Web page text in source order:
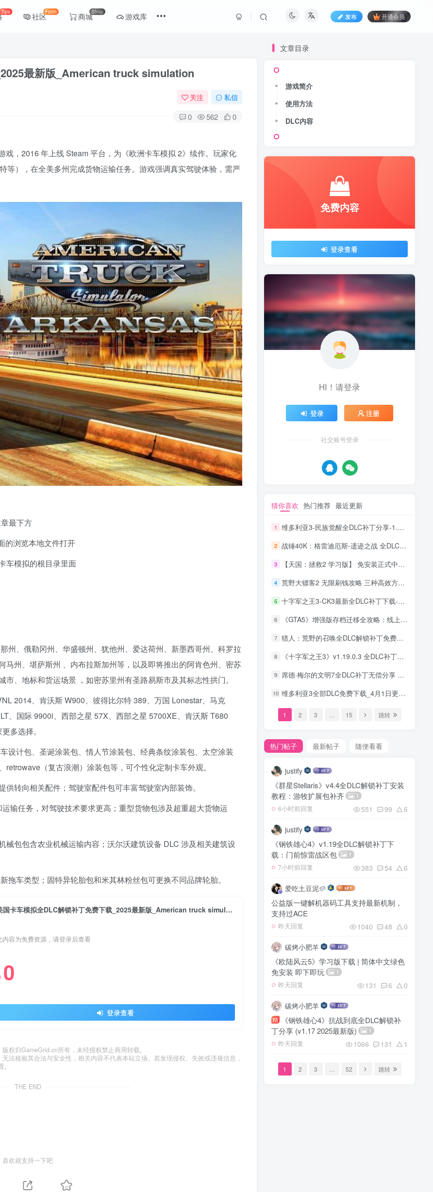
Tips 社区Form 商城Shop 游戏库 发布 开通会员
最新版_American truck simulation
关注 私信
0 562 0
戏，2016 年上线 Steam 平台，为《欧洲卡车模拟 2》续作。玩家化
等），在全美多州完成货物运输任务。游戏强调真实驾驶体验，需严
最下方
的浏览本地文件打开
车模拟的根目录里面
州、俄勒冈州、华盛顿州、犹他州、爱达荷州、新墨西哥州、科罗拉
马州、堪萨斯州 、内布拉斯加州等，以及即将推出的阿肯色州、密苏
、地标和货运场景 ，如密苏里州有圣路易斯市及其标志性拱门。
2014、肯沃斯 W900、彼得比尔特 389、万国 Lonestar、马克
、国际 9900i、西部之星 57X、西部之星 5700XE、肯沃斯 T680
多选择。
设计包、圣诞涂装包、情人节涂装包、经典条纹涂装包、太空涂装
（复古浪潮）涂装包等，可个性化定制卡车外观。
转向相关配件；驾驶室配件包可丰富驾驶室内部装饰。
运输任务，对驾驶技术要求更高；重型货物包涉及超重超大货物运
械包包含农业机械运输内容；沃尔沃建筑设备 DLC 涉及相关建筑设
拖车类型；固特异轮胎包和米其林粉丝包可更换不同品牌轮胎。
美国卡车模拟全DLC解锁补丁免费下载_2025最新版_American truck simulation
内容为免费资源，请登录后查看
0
登录查看
权归GameGrid.cn所有，未经授权禁止商用转载。
法核验其合法与安全性，相关内容不代表本站立场。若发现侵权、失效或违规信息，
THE END
喜欢就支持一下吧
文章目录
游戏简介
使用方法
DLC内容
免费内容
登录查看
HI！请登录
登录 注册
社交账号登录
猜你喜欢 热门推荐 最近更新
1 维多利亚3-民族觉醒全DLC补丁分享-1.1.0版本
2 战锤40K：格雷迪厄斯-遗迹之战 全DLC补丁分享 2025最新
3 【天国：拯救2 学习版】 免安装正式中文版 免Steam登录 中世纪开放世界RPG
4 荒野大镖客2 无限刷钱攻略 三种高效方法实现财富自由
5 十字军之王3-CK3最新全DLC补丁下载-含溥天之下1.18.0版全部内容
6 《GTA5》增强版存档迁移全攻略：线上线下数据转移操作指南
7 猎人：荒野的召唤全DLC解锁补丁免费下载_25年3月更新 Steam+Epic
8 《十字军之王3》v1.19.0.3 全DLC补丁整合包发布：含第五章扩展通行证等全部内容
9 席德·梅尔的文明7全DLC补丁无偿分享 25年8月更新
10 维多利亚3全部DLC免费下载_4月1日更新_DLC解锁补丁
1 2 3 15 跳转
热门帖子 最新帖子 随便看看
justify
《群星Stellaris》v4.4全DLC解锁补丁安装
教程：游牧扩展包补齐
1
6小时前回复 551 99 6
justify
《钢铁雄心4》v1.19全DLC解锁补丁下
载：门前惊雷战区包
1
7小时前回复 383 54 6
爱吃土豆泥🥔
公益版一键解机器码工具支持最新机制，
支持过ACE
昨天回复 1040 48 0
碳烤小肥羊
《欧陆风云5》学习版下载 | 简体中文绿色
免安装 即下即玩
1
昨天回复 131 6 0
碳烤小肥羊
精
《钢铁雄心4》抗战到底全DLC解锁补
丁分享 (v1.17 2025最新版)
1
昨天回复 1066 131 1
1 2 3 52 跳转